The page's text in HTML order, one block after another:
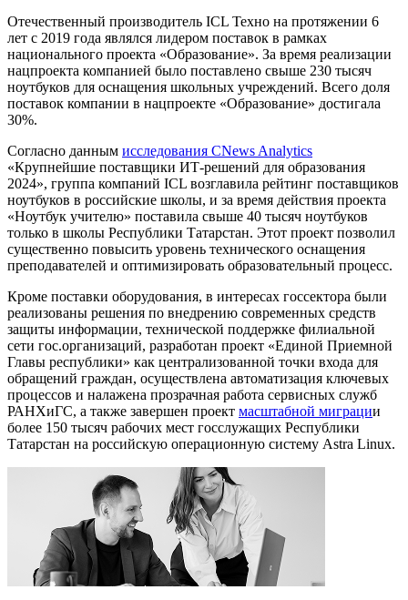
Отечественный производитель ICL Техно на протяжении 6
лет с 2019 года являлся лидером поставок в рамках
национального проекта «Образование». За время реализации
нацпроекта компанией было поставлено свыше 230 тысяч
ноутбуков для оснащения школьных учреждений. Всего доля
поставок компании в нацпроекте «Образование» достигала
30%.
Согласно данным исследования CNews Analytics
«Крупнейшие поставщики ИТ-решений для образования
2024», группа компаний ICL возглавила рейтинг поставщиков
ноутбуков в российские школы, и за время действия проекта
«Ноутбук учителю» поставила свыше 40 тысяч ноутбуков
только в школы Республики Татарстан. Этот проект позволил
существенно повысить уровень технического оснащения
преподавателей и оптимизировать образовательный процесс.
Кроме поставки оборудования, в интересах госсектора были
реализованы решения по внедрению современных средств
защиты информации, технической поддержке филиальной
сети гос.организаций, разработан проект «Единой Приемной
Главы республики» как централизованной точки входа для
обращений граждан, осуществлена автоматизация ключевых
процессов и налажена прозрачная работа сервисных служб
РАНХиГС, а также завершен проект масштабной миграции
более 150 тысяч рабочих мест госслужащих Республики
Татарстан на российскую операционную систему Astra Linux.